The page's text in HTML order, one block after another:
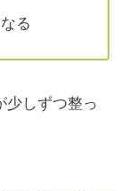
る
少しずつ整っ